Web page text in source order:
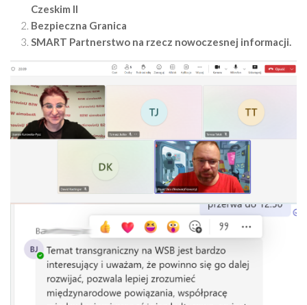
Czeskim II
Bezpieczna Granica
SMART Partnerstwo na rzecz nowoczesnej informacji.